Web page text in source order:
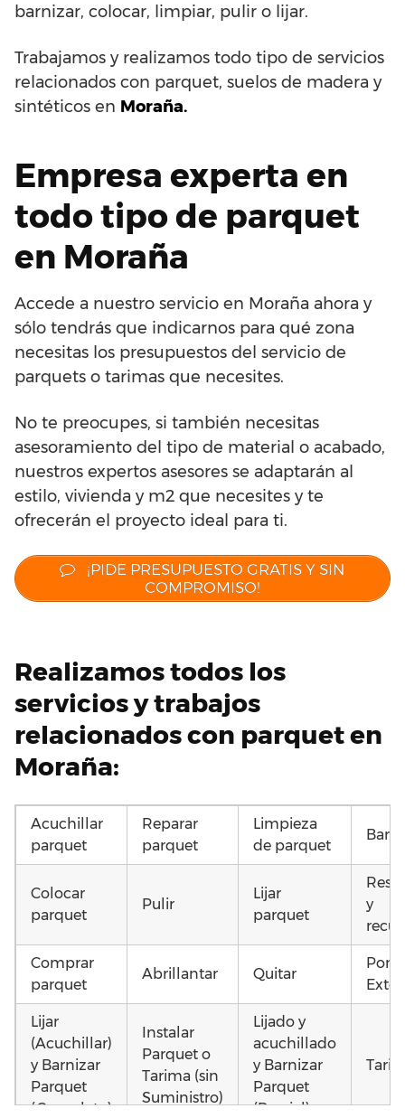
barnizar, colocar, limpiar, pulir o lijar.
Trabajamos y realizamos todo tipo de servicios
relacionados con parquet, suelos de madera y
sintéticos en Moraña.
Empresa experta en
todo tipo de parquet
en Moraña
Accede a nuestro servicio en Moraña ahora y
sólo tendrás que indicarnos para qué zona
necesitas los presupuestos del servicio de
parquets o tarimas que necesites.
No te preocupes, si también necesitas
asesoramiento del tipo de material o acabado,
nuestros expertos asesores se adaptarán al
estilo, vivienda y m2 que necesites y te
ofrecerán el proyecto ideal para ti.
¡PIDE PRESUPUESTO GRATIS Y SIN
COMPROMISO!
Realizamos todos los
servicios y trabajos
relacionados con parquet en
Moraña:
Acuchillar
parquet
Reparar
parquet
Limpieza
de parquet
Colocar
parquet
Pulir
Lijar
parquet
y
Comprar
parquet
Abrillantar Quitar
Lijar
(Acuchillar)
y Barnizar
Parquet
(Completo)
Instalar
Parquet o
Tarima (sin
Suministro)
Lijado y
acuchillado
y Barnizar
Parquet
(Parcial)